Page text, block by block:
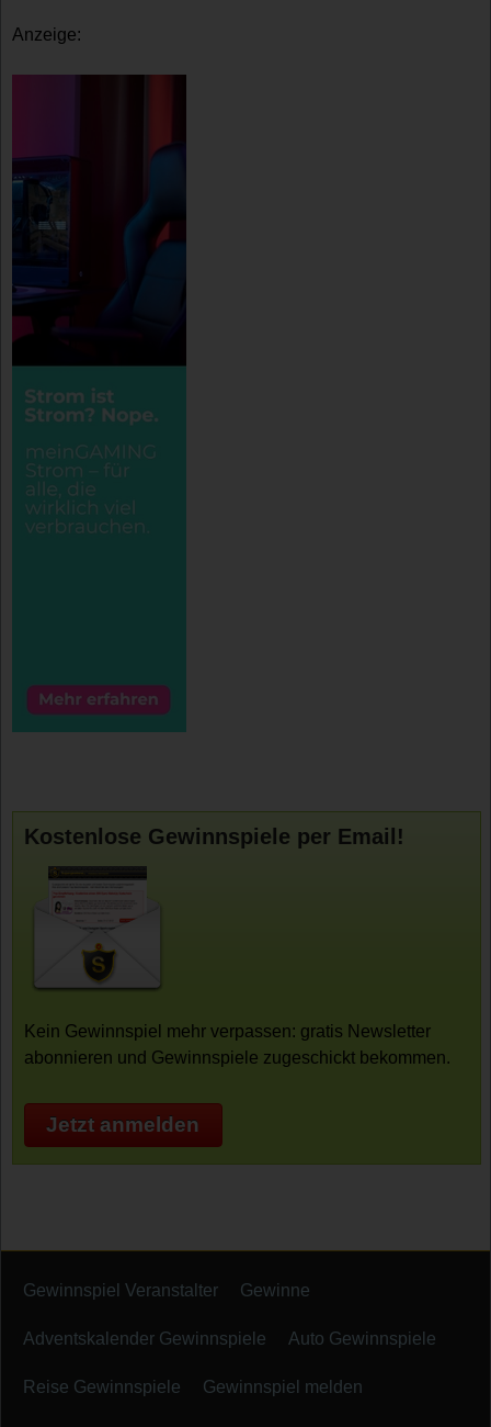
Anzeige:
Kostenlose Gewinnspiele per Email!
Kein Gewinnspiel mehr verpassen: gratis Newsletter
abonnieren und Gewinnspiele zugeschickt bekommen.
Jetzt anmelden
Gewinnspiel Veranstalter Gewinne
Adventskalender Gewinnspiele Auto Gewinnspiele
Reise Gewinnspiele Gewinnspiel melden